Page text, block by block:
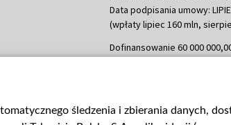
Data podpisania umowy:
(wpłaty lipiec 160 mln,
Dofinansowanie 60 000
Data podpisania umowy:
śledzenia i zbierania danych,